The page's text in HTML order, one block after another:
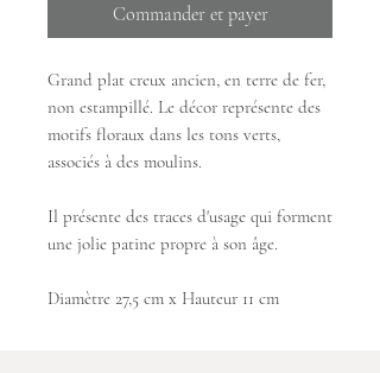
Commander et payer
Grand plat creux ancien, en terre de fer,
non estampillé. Le décor représente des
motifs floraux dans les tons verts,
associés à des moulins.
Il présente des traces d'usage qui forment
une jolie patine propre à son âge.
Diamètre 27,5 cm x Hauteur 11 cm